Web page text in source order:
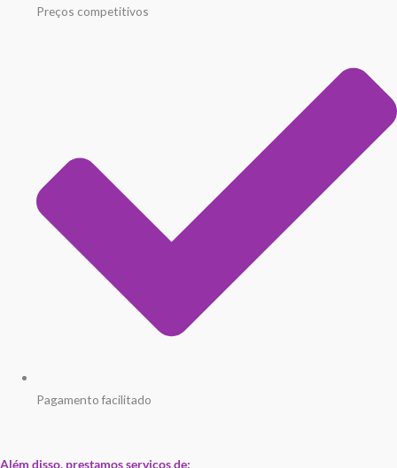
Preços competitivos
Pagamento facilitado
Além disso, prestamos serviços de: